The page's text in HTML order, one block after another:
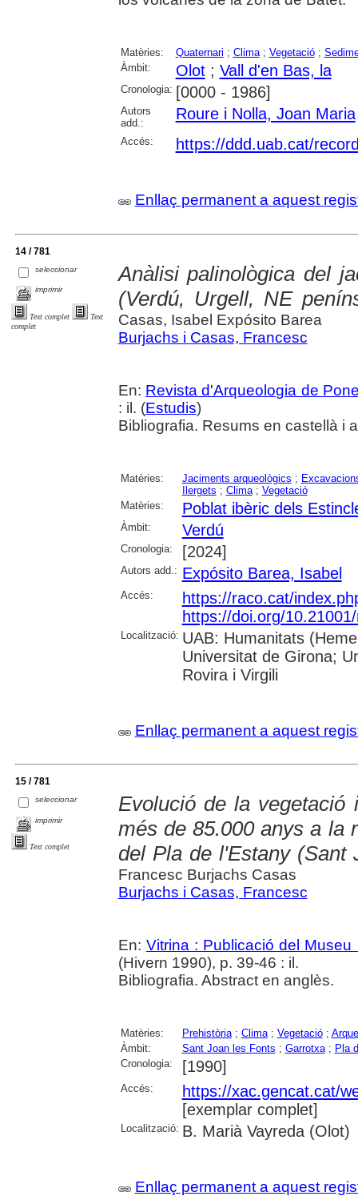
Matèries: Quaternari ; Clima; Vegetació;
Àmbit:
Olot; Vall d'en Bas, la
Cronologia: [0000 - 1986]
Autors
add.:
Roure i Nolla, Joan Maria
Accés: https://ddd.uab.cat/
Enllaç permanent a aquest
14 / 781
seleccionar
imprimir
Text complet
Text
complet
Anàlisi palinològica del
(Verdú, Urgell, NE
Casas, Isabel Expósito Barea
Burjachs i Casas, Francesc
En: Revista d'Arqueologia de
: il. (Estudis)
Bibliografia. Resums en castellà i
Matèries: Jaciments arqueològics ;
Ilergets ; Clima; Vegetació
Matèries:
Poblat ibèric dels
Àmbit: Verdú
Cronologia: [2024]
Autors add.: Expósito Barea, Isabel
Accés:
https://raco.cat/
https://doi.org/
Localització: UAB: Humanitats
Universitat de Girona;
Rovira i Virgili
Enllaç permanent a aquest
15 / 781
seleccionar
imprimir
Text complet
Evolució de la vegetació
més de 85.000 anys a la
del Pla de l'Estany (Sant
Francesc Burjachs Casas
Burjachs i Casas, Francesc
En: Vitrina : Publicació del
(Hivern 1990), p. 39-46 : il.
Bibliografia. Abstract en anglès.
Matèries: Prehistòria; Clima; Vegetació;
Àmbit:
Sant Joan les Fonts ; Garrotxa; Pla
Cronologia:
[1990]
Accés:
https://xac.gencat.cat/
[exemplar complet]
Localització: B. Marià Vayreda (Olot)
Enllaç permanent a aquest